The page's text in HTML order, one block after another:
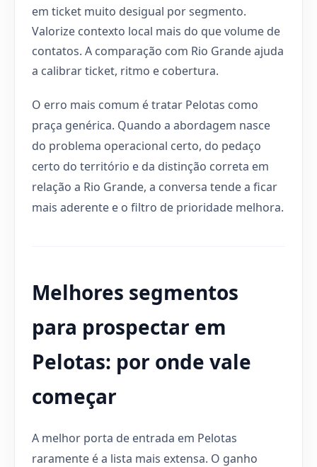
em ticket muito desigual por segmento.
Valorize contexto local mais do que volume de
contatos. A comparação com Rio Grande ajuda
a calibrar ticket, ritmo e cobertura.
O erro mais comum é tratar Pelotas como
praça genérica. Quando a abordagem nasce
do problema operacional certo, do pedaço
certo do território e da distinção correta em
relação a Rio Grande, a conversa tende a ficar
mais aderente e o filtro de prioridade melhora.
Melhores segmentos
para prospectar em
Pelotas: por onde vale
começar
A melhor porta de entrada em Pelotas
raramente é a lista mais extensa. O ganho